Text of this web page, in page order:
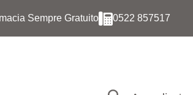
Sempre Gratuito 0522 857517